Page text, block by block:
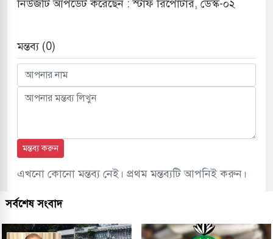
নিউজটি আপডেট করেছেন : স্টাফ রিপোর্টার, ডেস্ক-০২
মন্তব্য (0)
মন্তব্য করুন
এখনো কোনো মন্তব্য নেই। প্রথম মন্তব্যটি আপনিই করুন।
সর্বশেষ সংবাদ